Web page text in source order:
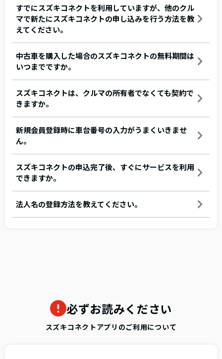
すでにスズキコネクトを利用していますが、他のクル
マで新たにスズキコネクトの申し込みを行う方法を教
えてください。
中古車を購入した場合のスズキコネクトの無料期間は
いつまでですか。
スズキコネクトは、クルマの所有者でなくても契約で
きますか。
新規会員登録時に車台番号の入力がうまくいきませ
ん。
スズキコネクトの申込完了後、すぐにサービスを利用
できますか。
法人名の登録方法を教えてください。
必ずお読みください
スズキコネクトアプリのご利用について